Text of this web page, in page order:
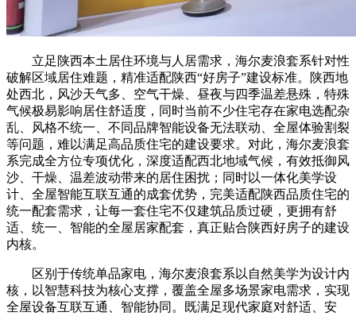
立足陕西本土居住环境与人居需求，海尔麦浪套系针对性
破解区域居住难题，精准适配陕西“好房子”建设标准。陕西地
处西北，风沙天气多、空气干燥、昼夜与四季温差悬殊，特殊
气候极易影响居住舒适度，同时当前不少住宅存在家电选配杂
乱、风格不统一、不同品牌智能设备无法联动、全屋体验割裂
等问题，难以满足高品质住宅的建设要求。对此，海尔麦浪套
系完成全方位专项优化，深度适配西北地域气候，有效抵御风
沙、干燥、温差波动带来的居住困扰；同时以一体化美学设
计、全屋智能互联互通的成套优势，完美适配陕西品质住宅的
统一配套需求，让每一套住宅不仅建筑品质过硬，更拥有舒
适、统一、智能的全屋居家配套，真正贴合陕西好房子的建设
内核。
区别于传统单品家电，海尔麦浪套系以自然美学为设计内
核，以智慧科技为核心支撑，覆盖全屋多场景家电需求，实现
全屋设备互联互通、智能协同。既满足现代家庭对舒适、安